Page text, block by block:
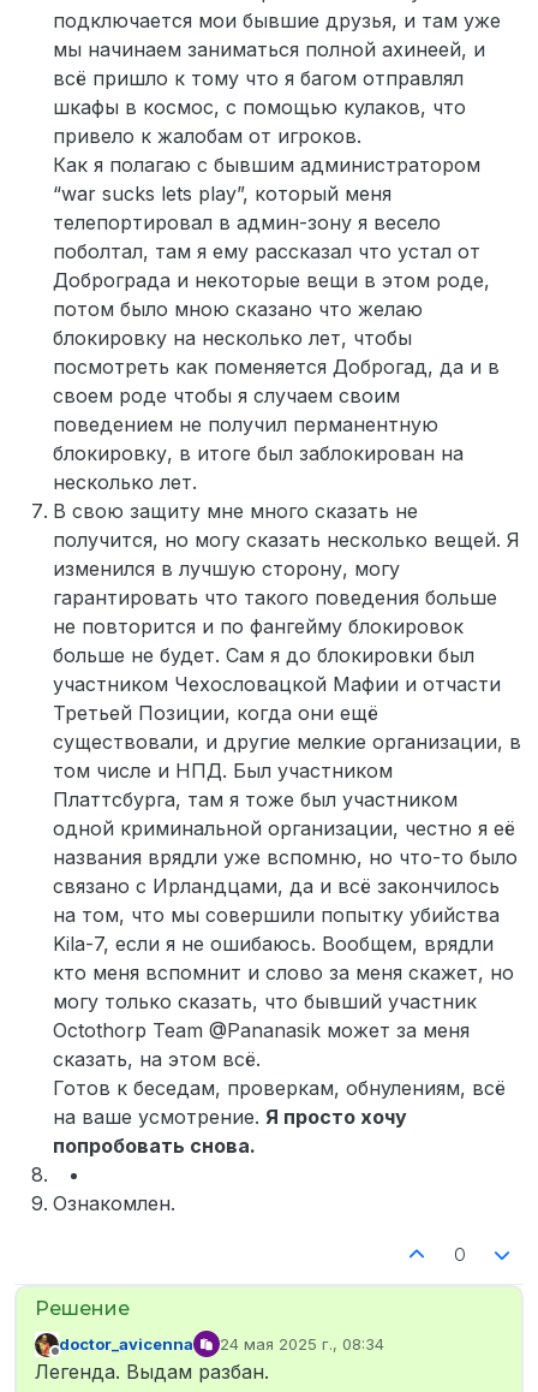
подключается мои бывшие друзья, и там уже
мы начинаем заниматься полной ахинеей, и
всё пришло к тому что я багом отправлял
шкафы в космос, с помощью кулаков, что
привело к жалобам от игроков.
Как я полагаю с бывшим администратором
“war sucks lets play”, который меня
телепортировал в админ-зону я весело
поболтал, там я ему рассказал что устал от
Доброграда и некоторые вещи в этом роде,
потом было мною сказано что желаю
блокировку на несколько лет, чтобы
посмотреть как поменяется Доброгад, да и в
своем роде чтобы я случаем своим
поведением не получил перманентную
блокировку, в итоге был заблокирован на
несколько лет.
В свою защиту мне много сказать не
получится, но могу сказать несколько вещей. Я
изменился в лучшую сторону, могу
гарантировать что такого поведения больше
не повторится и по фангейму блокировок
больше не будет. Сам я до блокировки был
участником Чехословацкой Мафии и отчасти
Третьей Позиции, когда они ещё
существовали, и другие мелкие организации, в
том числе и НПД. Был участником
Платтсбурга, там я тоже был участником
одной криминальной организации, честно я её
названия врядли уже вспомню, но что-то было
связано с Ирландцами, да и всё закончилось
на том, что мы совершили попытку убийства
Kila-7, если я не ошибаюсь. Вообщем, врядли
кто меня вспомнит и слово за меня скажет, но
могу только сказать, что бывший участник
Octothorp Team @Pananasik может за меня
сказать, на этом всё.
Готов к беседам, проверкам, обнулениям, всё
на ваше усмотрение. Я просто хочу
попробовать снова.
Ознакомлен.
0
Не в сети
doctor_avicenna 24 мая 2025 г., 08:34
отредактировано
Легенда. Выдам разбан.